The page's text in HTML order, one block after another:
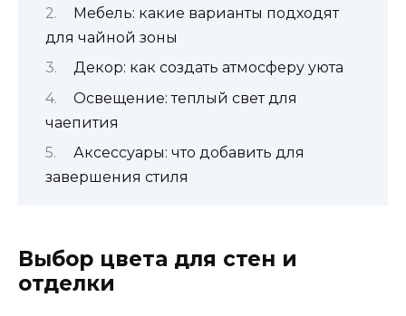
Мебель: какие варианты подходят
для чайной зоны
Декор: как создать атмосферу уюта
Освещение: теплый свет для
чаепития
Аксессуары: что добавить для
завершения стиля
Выбор цвета для стен и
отделки